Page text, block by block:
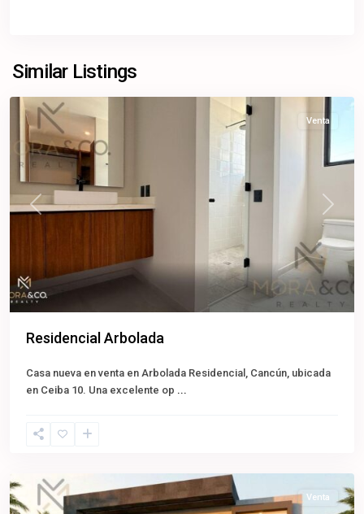
Similar Listings
Benito
Juárez
Previous Next
Venta
Residencial Arbolada
Casa nueva en venta en Arbolada Residencial, Cancún, ubicada
en Ceiba 10. Una excelente op ...
Benito
Venta